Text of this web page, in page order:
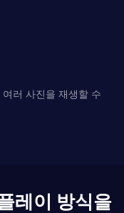
러 사진을 재생할 수
레이 방식을